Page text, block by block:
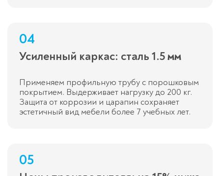
04
Усиленный каркас: сталь 1.5 мм
Применяем профильную трубу с порошковым
покрытием. Выдерживает нагрузку до 200 кг.
Защита от коррозии и царапин сохраняет
эстетичный вид мебели более 7 учебных лет.
05